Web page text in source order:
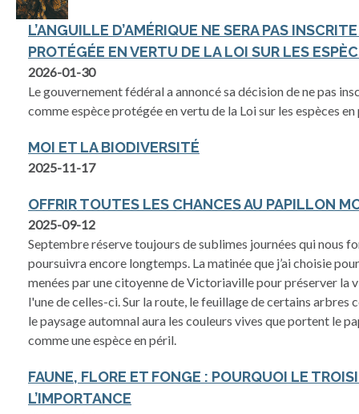
L’ANGUILLE D’AMÉRIQUE NE SERA PAS
PROTÉGÉE EN VERTU DE LA LOI SUR LES
2026-01-30
Le gouvernement fédéral a annoncé sa décision de ne pas
comme espèce protégée en vertu de la Loi sur les espèces
MOI ET LA BIODIVERSITÉ
2025-11-17
OFFRIR TOUTES LES CHANCES AU PAPILLON
2025-09-12
Septembre réserve toujours de sublimes journées qui nous
poursuivra encore longtemps. La matinée que j’ai choisie
menées par une citoyenne de Victoriaville pour préserver la
l'une de celles-ci. Sur la route, le feuillage de certains arbres
le paysage automnal aura les couleurs vives que portent le
comme une espèce en péril.
FAUNE, FLORE ET FONGE : POURQUOI LE
L’IMPORTANCE